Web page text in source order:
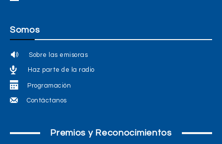
Somos
Sobre las emisoras
Haz parte de la radio
Programación
Contáctanos
Premios y Reconocimientos